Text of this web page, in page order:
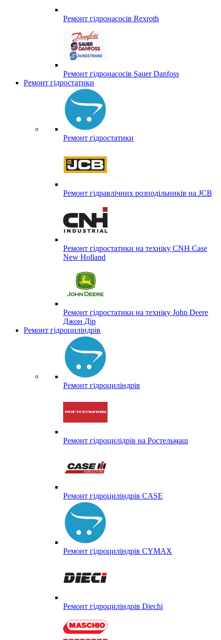
Ремонт гідронасосів Rexroth
Ремонт гідронасосів Sauer Danfoss
Ремонт гідростатики
Ремонт гідростатики
Ремонт гідравлічних розподільників на JCB
Ремонт гідростатики на техніку CNH Case
New Holland
Ремонт гідростатики на техніку John Deere
Джон Дір
Ремонт гідроциліндрів
Ремонт гідроциліндрів
Ремонт гідроцилідрів на Ростельмаш
Ремонт гідроциліндрів CASE
Ремонт гідроциліндрів CYMAX
Ремонт гідроциліндрів Diechi